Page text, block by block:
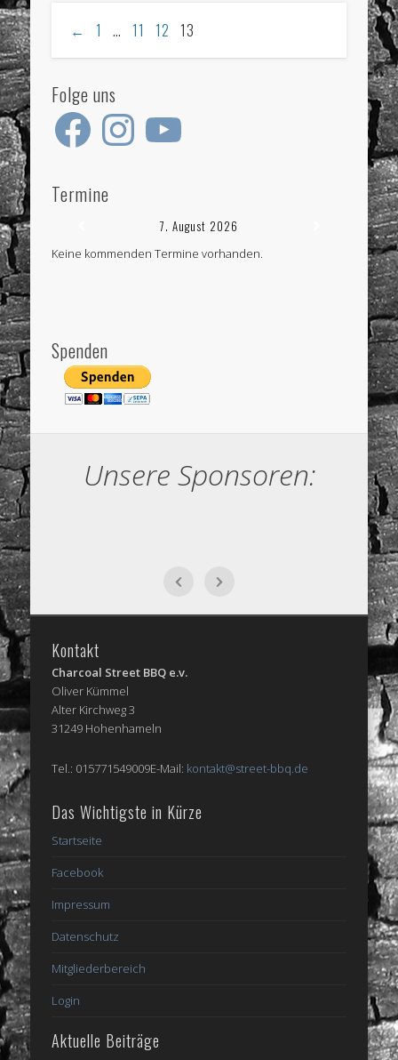
← 1 … 11 12 13
Folge uns
Facebook Instagram
Termine
7. August 2026
Keine kommenden Termine vorhanden.
Spenden
Unsere Sponsoren:
Kontakt
Charcoal Street BBQ e.v.
Oliver Kümmel
Alter Kirchweg 3
31249 Hohenhameln
Tel.: 015771549009E-Mail: kontakt@street-bbq.de
Das Wichtigste in Kürze
Startseite
Facebook
Impressum
Datenschutz
Mitgliederbereich
Login
Aktuelle Beiträge